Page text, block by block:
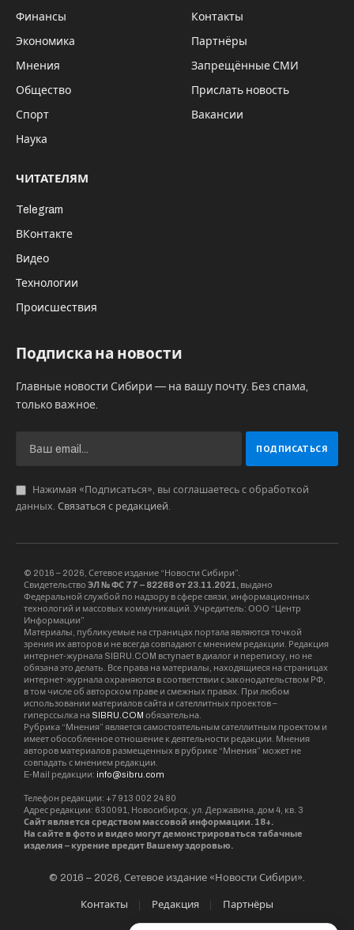
Финансы
Экономика
Мнения
Общество
Спорт
Наука
Контакты
Партнёры
Запрещённые СМИ
Прислать новость
Вакансии
ЧИТАТЕЛЯМ
Telegram
ВКонтакте
Видео
Технологии
Происшествия
Подписка на новости
Главные новости Сибири — на вашу почту. Без спама,
только важное.
Нажимая «Подписаться», вы соглашаетесь с обработкой
данных. Связаться с редакцией.
© 2016 – 2026, Сетевое издание “Новости Сибири”.
Свидетельство ЭЛ № ФС 77 – 82268 от 23.11.2021, выдано
Федеральной службой по надзору в сфере связи, информационных
технологий и массовых коммуникаций. Учредитель: ООО “Центр
Информации”
Материалы, публикуемые на страницах портала являются точкой
зрения их авторов и не всегда совпадают с мнением редакции. Редакция
интернет-журнала SIBRU.COM вступает в диалог и переписку, но не
обязана это делать. Все права на материалы, находящиеся на страницах
интернет-журнала охраняются в соответствии с законодательством РФ,
в том числе об авторском праве и смежных правах. При любом
использовании материалов сайта и сателлитных проектов –
гиперссылка на SIBRU.COM обязательна.
Рубрика “Мнения” является самостоятельным сателлитным проектом и
имеет обособленное отношение к деятельности редакции. Мнения
авторов материалов размещенных в рубрике “Мнения” может не
совпадать с мнением редакции.
E-Mail редакции: info@sibru.com
Телефон редакции: +7 913 002 24 80
Адрес редакции: 630091, Новосибирск, ул. Державина, дом 4, кв. 3
Сайт является средством массовой информации. 18+.
На сайте в фото и видео могут демонстрироваться табачные
изделия – курение вредит Вашему здоровью.
© 2016 – 2026, Сетевое издание «Новости Сибири».
Контакты Редакция Партнёры